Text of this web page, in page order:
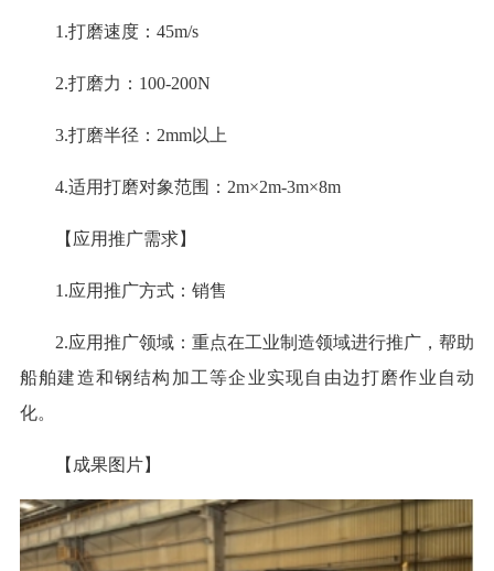
1.打磨速度：45m/s
2.打磨力：100-200N
3.打磨半径：2mm以上
4.适用打磨对象范围：2m×2m-3m×8m
【应用推广需求】
1.应用推广方式：销售
2.应用推广领域：重点在工业制造领域进行推广，帮助
船舶建造和钢结构加工等企业实现自由边打磨作业自动
化。
【成果图片】